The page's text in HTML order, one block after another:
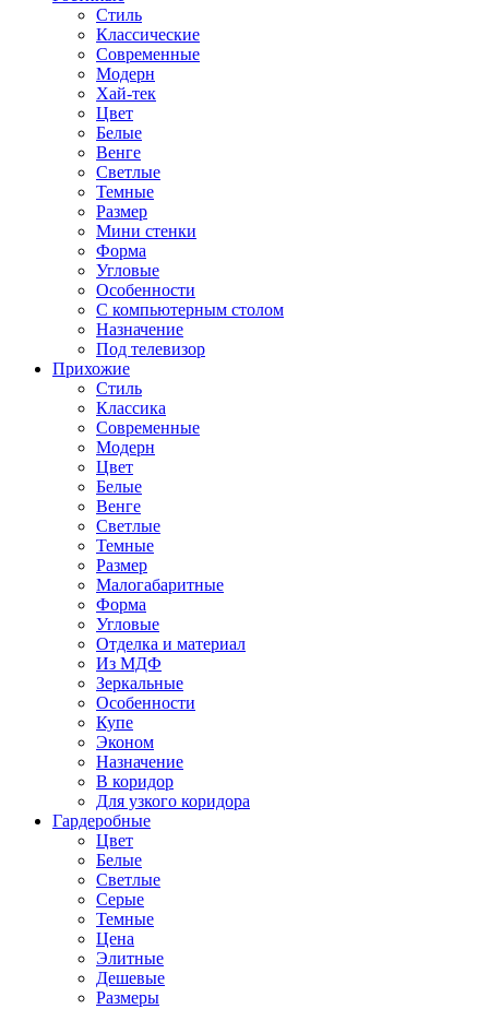
Стиль
Классические
Современные
Модерн
Хай-тек
Цвет
Белые
Венге
Светлые
Темные
Размер
Мини стенки
Форма
Угловые
Особенности
С компьютерным столом
Назначение
Под телевизор
Прихожие
Стиль
Классика
Современные
Модерн
Цвет
Белые
Венге
Светлые
Темные
Размер
Малогабаритные
Форма
Угловые
Отделка и материал
Из МДФ
Зеркальные
Особенности
Купе
Эконом
Назначение
В коридор
Для узкого коридора
Гардеробные
Цвет
Белые
Светлые
Серые
Темные
Цена
Элитные
Дешевые
Размеры